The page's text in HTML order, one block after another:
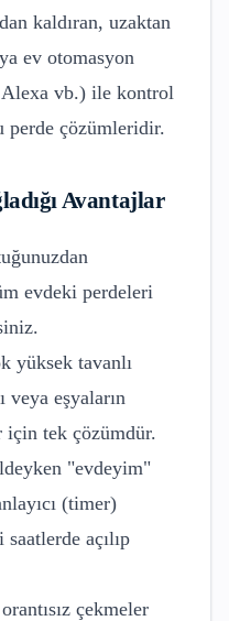
kaldıran, uzaktan
ev otomasyon
vb.) ile kontrol
çözümleridir.
Avantajlar
evdeki perdeleri
yüksek tavanlı
veya eşyaların
için tek çözümdür.
"evdeyim"
(timer)
açılıp
çekmeler